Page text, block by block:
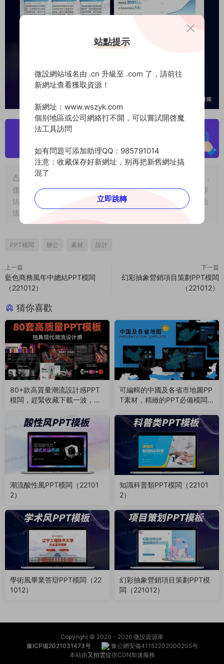
版權聲明
：本站大部分素材及軟件源于網絡收集和網友分享，
僅限用于個人學習和研究目的；不得将上述内容用于商業或者非
法用途，否則，一切後果由用戶自負。若本站内容侵犯了您的合
法權益，可及時
PPT模闆 辦公 素材 設計
上一篇
藍色商務風年中總結PPT模闆
（221012）
下一篇
幻彩抽象營銷項目策劃PPT模闆
（221012）
猜你喜歡
80+款高質量潮流設計感PPT
模闆，趕緊收藏下載一波，必
可編輯的中國及各省市地圖PP
T素材，精緻的PPT必備模闆
潮流酸性風PPT模闆（22101
2）
知識科普類PPT模闆（22101
2）
學術風畢業答辯PPT模闆（22
1012）
幻彩抽象營銷項目策劃PPT模
闆（221012）
Copyright © 2020 - 2026 微設資源庫
豫ICP備2021031473号
豫公網安備41152202000205号
本站由又拍雲提供CDN加速服務
站點提示
微設網站域名由 .cn 升級至 .com 了，請前往
新網址查看獲取資源！
新網址：www.wszyk.com
個别地區或公司網絡打不開，可以嘗試開啓魔
法工具訪問
如有問題可添加助理QQ：985791014
注意：收藏保存好新網址，别再把新舊網址搞
混了
立即跳轉